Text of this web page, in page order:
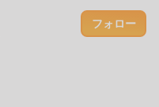
フォロー